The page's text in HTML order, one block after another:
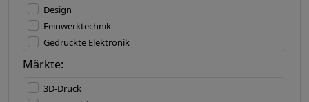
Design
Feinwerktechnik
Gedruckte Elektronik
IT/Software
Materialbearbeitung
Märkte:
3D-Druck